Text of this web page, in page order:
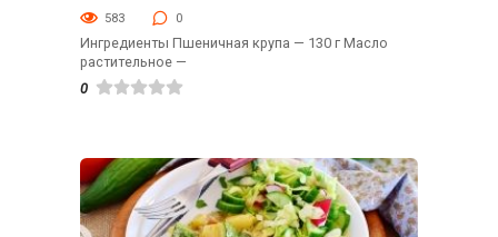
583 0
Ингредиенты Пшеничная крупа — 130 г Масло
растительное —
0